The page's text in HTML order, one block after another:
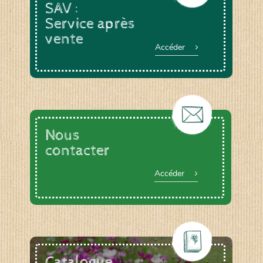
SAV :
Service après
vente
Accéder
Nous
contacter
Accéder